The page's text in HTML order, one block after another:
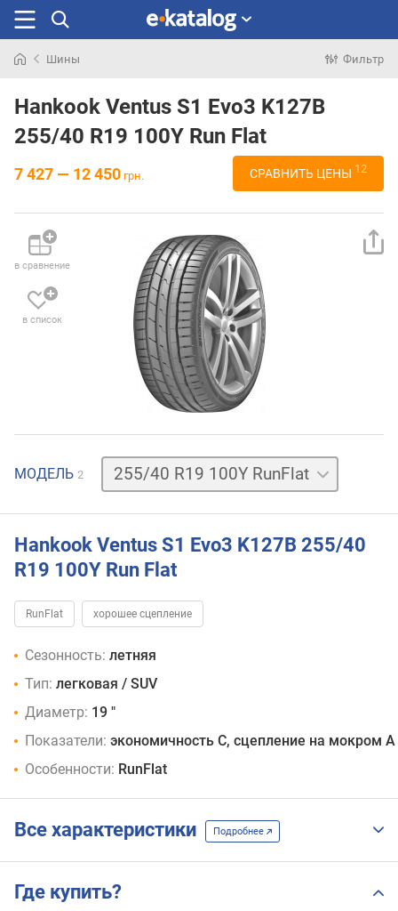
раньше
Шины Фильтр
Hankook Ventus S1 Evo3 K127B
255/40 R19 100Y Run Flat
7 427 — 12 450 грн. СРАВНИТЬ ЦЕНЫ 12
в сравнение
в список
МОДЕЛЬ 2
255/40
R19
Hankook Ventus S1 Evo3 K127B 255/40
R19 100Y Run Flat
RunFlat хорошее сцепление
Сезонность: летняя
Тип: легковая / SUV
Диаметр: 19 "
Показатели: экономичность C, сцепление на мокром A
Особенности: RunFlat
Все характеристики Подробнее
Где купить?